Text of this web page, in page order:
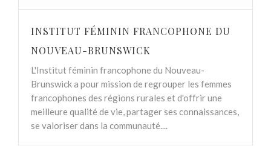
INSTITUT FÉMININ FRANCOPHONE DU
NOUVEAU-BRUNSWICK
L'Institut féminin francophone du Nouveau-
Brunswick a pour mission de regrouper les femmes
francophones des régions rurales et d'offrir une
meilleure qualité de vie, partager ses connaissances,
se valoriser dans la communauté....